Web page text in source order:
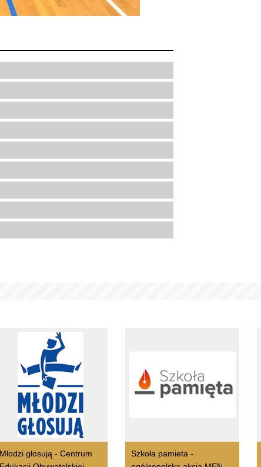
Młodzi głosują - Centrum
Szkoła pamieta -